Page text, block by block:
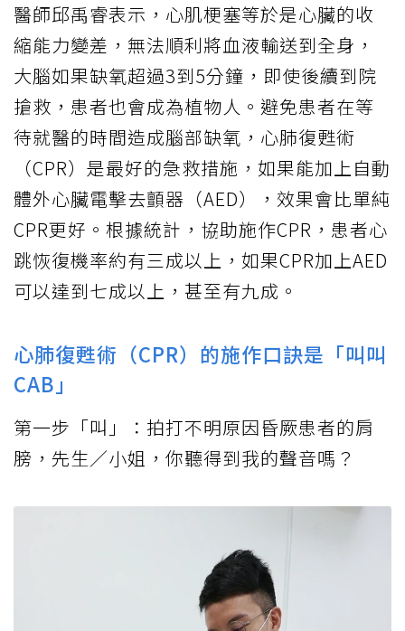
醫師邱禹睿表示，心肌梗塞等於是心臟的收
縮能力變差，無法順利將血液輸送到全身，
大腦如果缺氧超過3到5分鐘，即使後續到院
搶救，患者也會成為植物人。避免患者在等
待就醫的時間造成腦部缺氧，心肺復甦術
（CPR）是最好的急救措施，如果能加上自動
體外心臟電擊去顫器（AED），效果會比單純
CPR更好。根據統計，協助施作CPR，患者心
跳恢復機率約有三成以上，如果CPR加上AED
可以達到七成以上，甚至有九成。
心肺復甦術（CPR）的施作口訣是「叫叫
CAB」
第一步「叫」：拍打不明原因昏厥患者的肩
膀，先生／小姐，你聽得到我的聲音嗎？